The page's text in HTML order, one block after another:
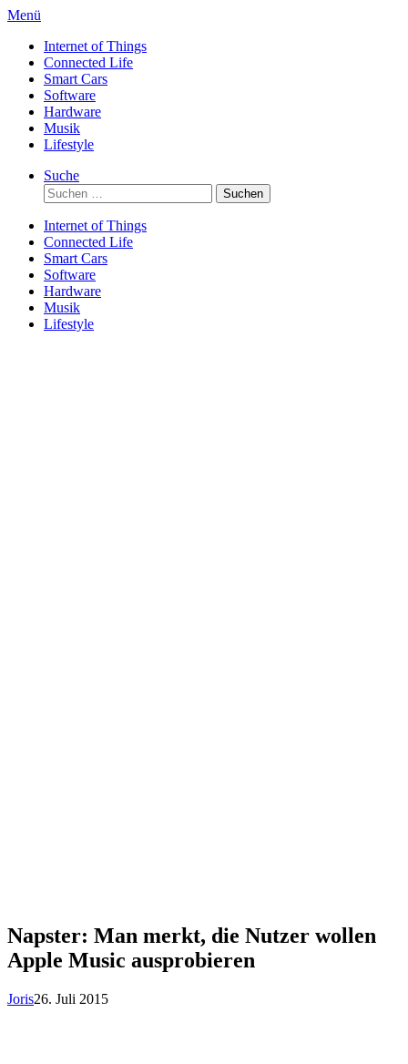
Direkt
Inhalt
Menü
Internet of Things
Connected Life
Smart Cars
Software
Hardware
Musik
Lifestyle
Suche
Suchen
nach:
Internet of Things
Connected Life
Smart Cars
Software
Hardware
Musik
Lifestyle
Napster: Man merkt, die Nutzer wollen
Apple Music ausprobieren
Joris26. Juli 2015